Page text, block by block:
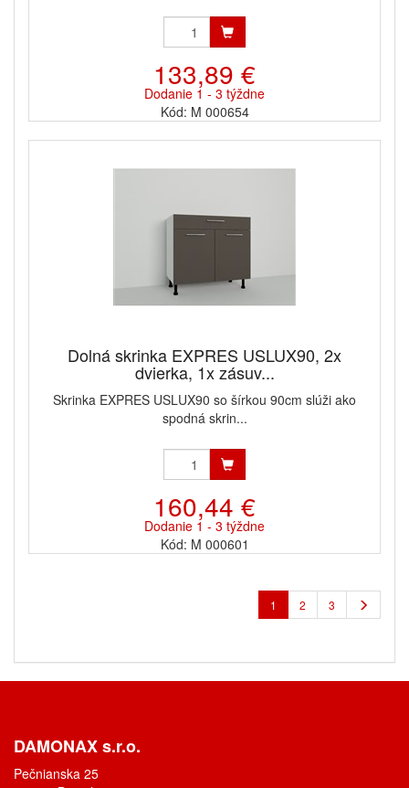
133,89 €
Dodanie 1 - 3 týždne
Kód: M 000654
Dolná skrinka EXPRES USLUX90, 2x
dvierka, 1x zásuv...
Skrinka EXPRES USLUX90 so šírkou 90cm slúži ako
spodná skrin...
160,44 €
Dodanie 1 - 3 týždne
Kód: M 000601
1 2 3
DAMONAX s.r.o.
Pečnianska 25